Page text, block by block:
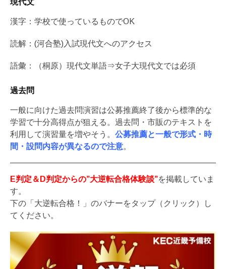
現代文
漢字：学校で使っているものでOK
読解：(河合塾)入試現代文へのアクセス
語彙：（桐原）現代文単語⇒女子大現代文では必須
過去問
一般に向けた過去問演習は公募推薦終了後から標準的な
学習で十分高得点が狙える。過去問・市販のテキストを
利用して演習量を増やそう。 公募推薦と一般で形式・時
間・設問内容が異なるので注意。
E判定＆D判定からの”大逆転合格体験談”を掲載していま
す。
下の「大逆転合格！」のバナーをタップ（クリック）し
てください。